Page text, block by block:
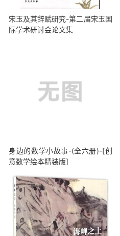
宋玉及其辞赋研究-第二届宋玉国
际学术研讨会论文集
身边的数学小故事-(全六册)-[创
意数学绘本精装版]